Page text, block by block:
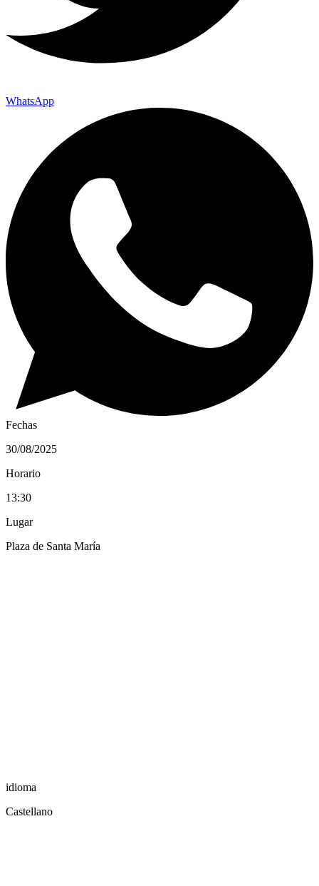
WhatsApp
Fechas
30/08/2025
Horario
13:30
Lugar
Plaza de Santa María
idioma
Castellano